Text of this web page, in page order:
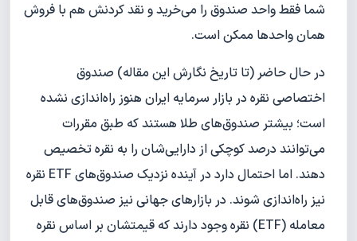
شما فقط واحد صندوق را می‌خرید و نقد کردنش هم با فروش
همان واحدها ممکن است.
در حال حاضر (تا تاریخ نگارش این مقاله) صندوق
اختصاصی نقره در بازار سرمایه ایران هنوز راه‌اندازی نشده
است؛ بیشتر صندوق‌های طلا هستند که طبق مقررات
می‌توانند درصد کوچکی از دارایی‌شان را به نقره تخصیص
دهند. اما احتمال دارد در آینده نزدیک صندوق‌های ETF نقره
نیز راه‌اندازی شوند. در بازارهای جهانی نیز صندوق‌های قابل
معامله (ETF) نقره وجود دارند که قیمتشان بر اساس نقره